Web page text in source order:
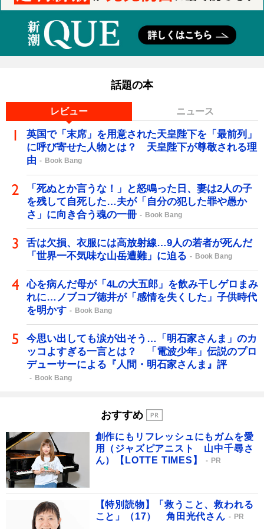
話題の本
レビュー ニュース
英国で「末席」を用意された天皇陛下を「最前列」
に呼び寄せた人物とは？ 天皇陛下が尊敬される理
由
Book Bang
「死ぬとか言うな！」と怒鳴った日、妻は2人の子
を残して自死した…夫が「自分の犯した罪や愚か
さ」に向き合う魂の一冊
Book Bang
舌は欠損、衣服には高放射線…9人の若者が死んだ
「世界一不気味な山岳遭難」に迫る
Book Bang
心を病んだ母が「4Lの大五郎」を飲み干しゲロまみ
れに…ノブコブ徳井が「感情を失くした」子供時代
を明かす
Book Bang
今思い出しても涙が出そう…「明石家さんま」のカ
ッコよすぎる一言とは？ 「電波少年」伝説のプロ
デューサーによる『人間・明石家さんま』評
Book Bang
おすすめ
創作にもリフレッシュにもガムを愛
用（ジャズピアニスト 山中千尋さ
ん）【LOTTE TIMES】
PR
【特別読物】「救うこと、救われる
こと」（17） 角田光代さん
PR